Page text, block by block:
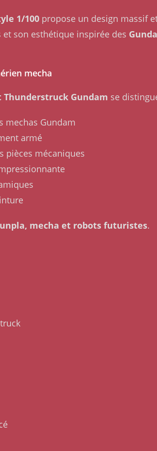
1/100 propose un design massif
son esthétique inspirée des
mecha
Thunderstruck Gundam se
mechas Gundam
armé
pièces mécaniques
mecha et robots futuristes.